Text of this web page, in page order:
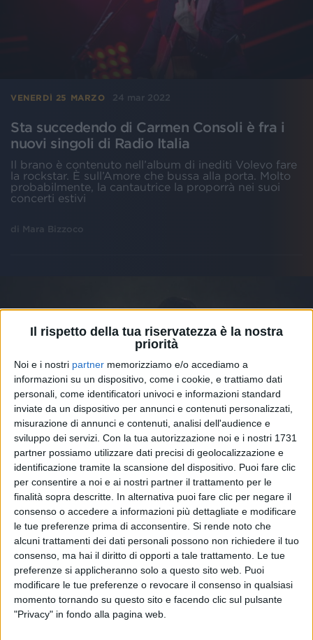
Il rispetto della tua riservatezza è la nostra
priorità
Noi e i nostri partner memorizziamo e/o accediamo a
informazioni su un dispositivo, come i cookie, e trattiamo dati
personali, come identificatori univoci e informazioni standard
inviate da un dispositivo per annunci e contenuti personalizzati,
misurazione di annunci e contenuti, analisi dell'audience e
sviluppo dei servizi. Con la tua autorizzazione noi e i nostri 1731
partner possiamo utilizzare dati precisi di geolocalizzazione e
identificazione tramite la scansione del dispositivo. Puoi fare clic
per consentire a noi e ai nostri partner il trattamento per le
finalità sopra descritte. In alternativa puoi fare clic per negare il
consenso o accedere a informazioni più dettagliate e modificare
le tue preferenze prima di acconsentire. Si rende noto che
alcuni trattamenti dei dati personali possono non richiedere il tuo
consenso, ma hai il diritto di opporti a tale trattamento. Le tue
preferenze si applicheranno solo a questo sito web. Puoi
modificare le tue preferenze o revocare il consenso in qualsiasi
momento tornando su questo sito e facendo clic sul pulsante
"Privacy" in fondo alla pagina web.
VENERDÌ 25 MARZO 24 mar 2022
Sta succedendo di Carmen Consoli è fra i
nuovi singoli di Radio Italia
Il brano è contenuto nell’album di inediti Volevo fare
la rockstar. È sull’Amore che bussa alla porta. Molto
probabilmente, la cantautrice la proporrà nei suoi
concerti estivi
di Mara Bizzoco
LIVE 06 mar 2022
Carmen Consoli torna con un nuovo tour…
anzi con tre!
I tre atti degli spettacoli della scorsa tournée
diventano concerti distinti. Ecco le prime date!
di Simone Bernardi